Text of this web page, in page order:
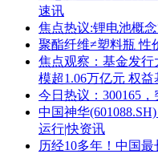
速讯
焦点热议:锂电池概念
聚酯纤维≠塑料瓶 性
焦点观察：基金发
模超1.06万亿元 权
今日热议：300165，
中国神华
运行|快资讯
历经10多年！中国